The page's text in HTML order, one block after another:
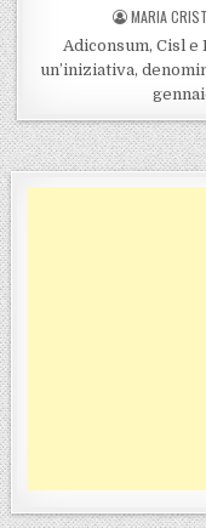
POSTED BY
MARIA
Adiconsum, Cisl
un’iniziativa,